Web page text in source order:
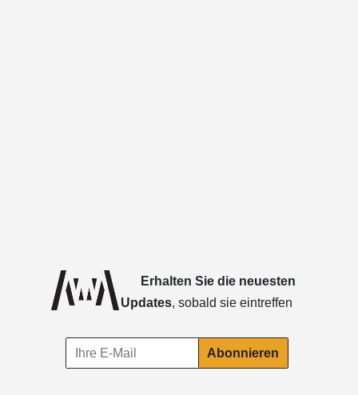
Erhalten Sie die neuesten
Updates, sobald sie eintreffen